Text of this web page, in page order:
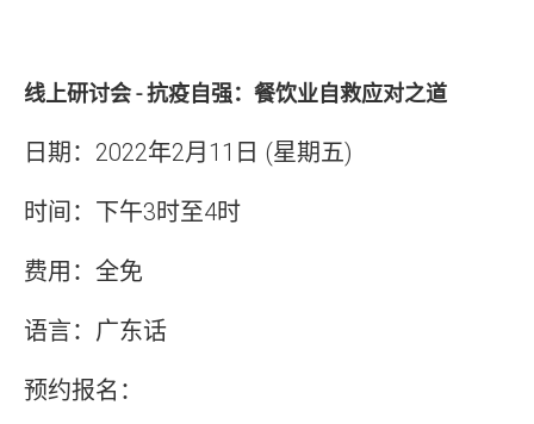
线上研讨会 - 抗疫自强：餐饮业自救应对之道
日期：2022年2月11日 (星期五)
时间：下午3时至4时
费用：全免
语言：广东话
预约报名：